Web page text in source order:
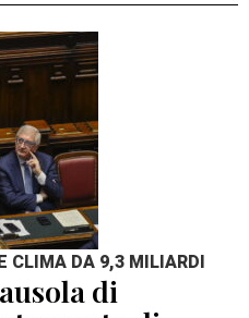
CLIMA DA 9,3 MILIARDI
di